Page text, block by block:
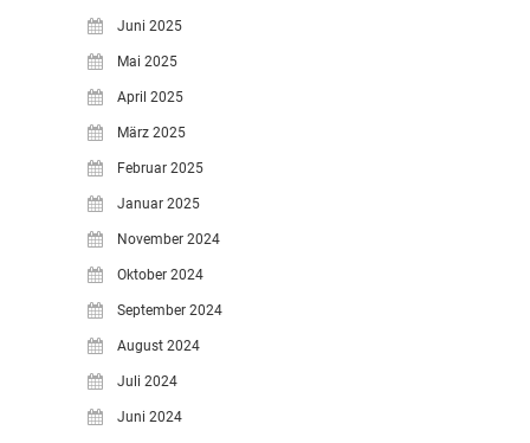
Juni 2025
Mai 2025
April 2025
März 2025
Februar 2025
Januar 2025
November 2024
Oktober 2024
September 2024
August 2024
Juli 2024
Juni 2024